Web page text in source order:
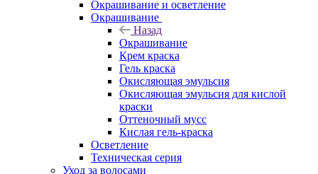
Окрашивание и осветление
Окрашивание
Назад
Окрашивание
Крем краска
Гель краска
Окисляющая эмульсия
Окисляющая эмульсия для кислой
краски
Оттеночный мусс
Кислая гель-краска
Осветление
Техническая серия
Уход за волосами